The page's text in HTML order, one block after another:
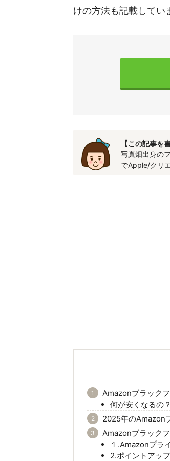
けの方法も記載してい
【この記事を
写真畑出身の
でApple/クリ
Amazonブラック
何が安くなるの？
2025年のAmazon
Amazonブラック
１.Amazonプラ
2.ポイントアッ